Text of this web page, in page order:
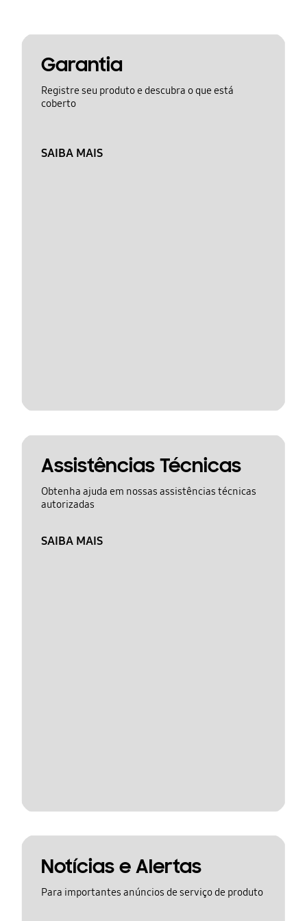
Garantia
Registre seu produto e descubra o que está
coberto
SAIBA MAIS
Assistências Técnicas
Obtenha ajuda em nossas assistências técnicas
autorizadas
SAIBA MAIS
Notícias e Alertas
Para importantes anúncios de serviço de produto